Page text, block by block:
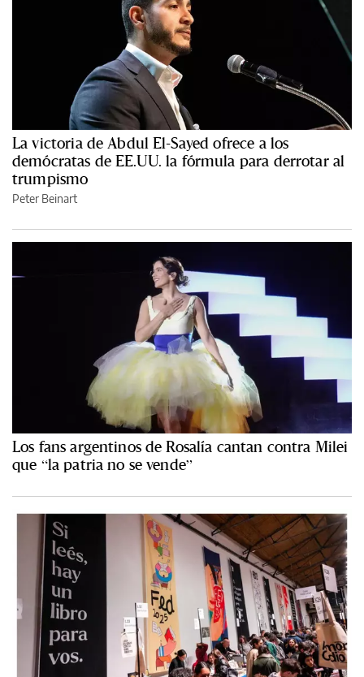
La victoria de Abdul El-Sayed ofrece a los
demócratas de EE.UU. la fórmula para derrotar al
trumpismo
Peter Beinart
Los fans argentinos de Rosalía cantan contra Milei
que “la patria no se vende”